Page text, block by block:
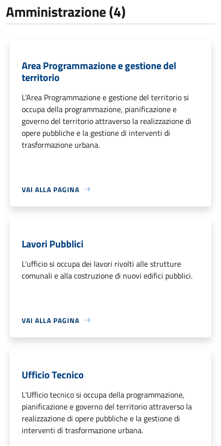
Amministrazione (4)
Area Programmazione e gestione del
territorio
L'Area Programmazione e gestione del territorio si
occupa della programmazione, pianificazione e
governo del territorio attraverso la realizzazione di
opere pubbliche e la gestione di interventi di
trasformazione urbana.
VAI ALLA PAGINA
Lavori Pubblici
L'ufficio si occupa dei lavori rivolti alle strutture
comunali e alla costruzione di nuovi edifici pubblici.
VAI ALLA PAGINA
Ufficio Tecnico
L'Ufficio tecnico si occupa della programmazione,
pianificazione e governo del territorio attraverso la
realizzazione di opere pubbliche e la gestione di
interventi di trasformazione urbana.